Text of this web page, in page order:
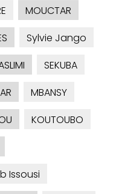
MOUCTAR
Sylvie Jango
SEKUBA
MBANSY
KOUTOUBO
Issousi